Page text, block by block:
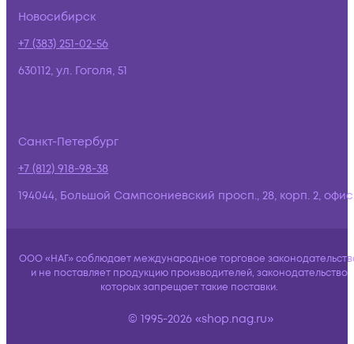
Новосибирск
+7 (383) 251-02-56
630112, ул. Гоголя, 51
Санкт-Петербург
+7 (812) 918-98-38
194044, Большой Сампсониевский просп., 28, корп. 2,
ООО «НАГ» соблюдает международное торговое
и не поставляет продукцию производителей, законодательство
которых запрещает такие поставки.
© 1995-2026 «shop.nag.ru»